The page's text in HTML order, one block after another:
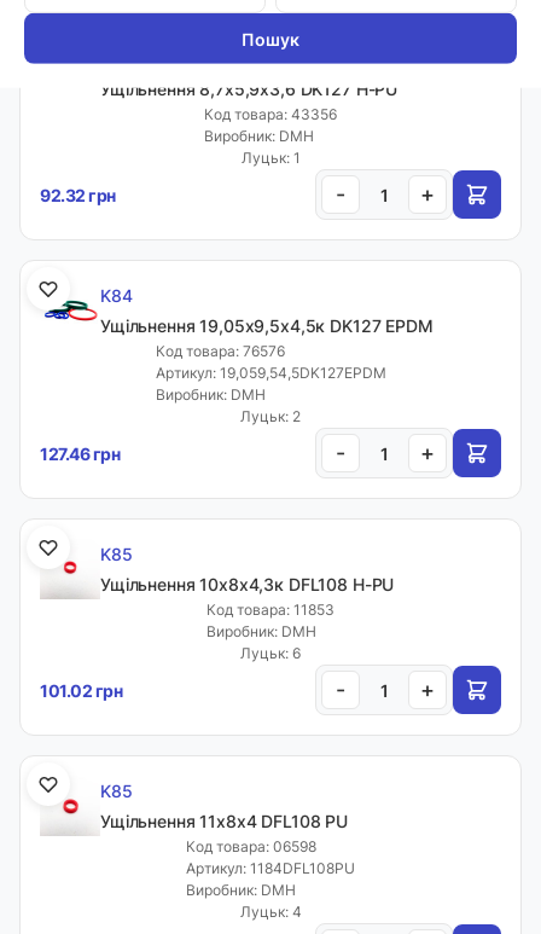
K84
Ущільнення 8,7х5,9х3,6 DK127 H-PU
Код товара: 43356
Виробник: DMH
Луцьк: 1
92.32 грн - +
K84
Ущільнення 19,05х9,5х4,5к DK127 EPDM
Код товара: 76576
Артикул: 19,059,54,5DK127EPDM
Виробник: DMH
Луцьк: 2
127.46 грн - +
K85
Ущільнення 10х8х4,3к DFL108 H-PU
Код товара: 11853
Виробник: DMH
Луцьк: 6
101.02 грн - +
K85
Ущільнення 11х8х4 DFL108 PU
Код товара: 06598
Артикул: 1184DFL108PU
Виробник: DMH
Луцьк: 4